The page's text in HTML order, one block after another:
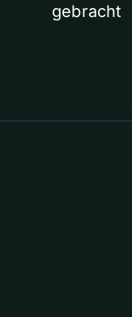
gebracht